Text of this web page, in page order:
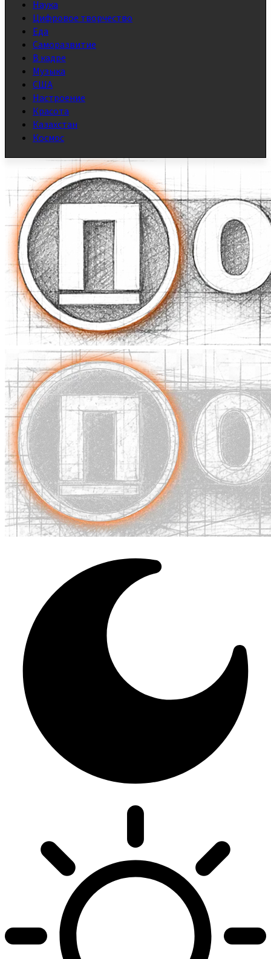
Наука
Цифровое творчество
Еда
Саморазвитие
В кадре
Музыка
США
Настроение
Красота
Казахстан
Космос